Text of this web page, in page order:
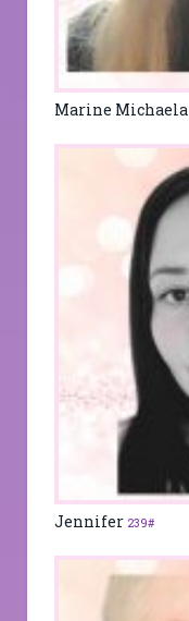
Marine Michaela
Jennifer 239#